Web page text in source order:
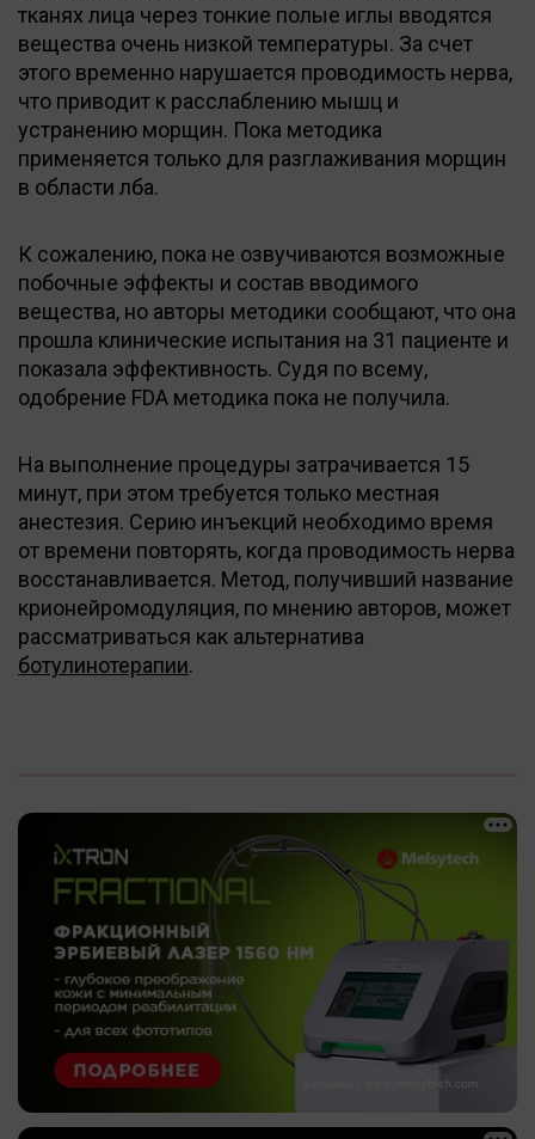
тканях лица через тонкие полые иглы вводятся
вещества очень низкой температуры. За счет
этого временно нарушается проводимость нерва,
что приводит к расслаблению мышц и
устранению морщин. Пока методика
применяется только для разглаживания морщин
в области лба.
К сожалению, пока не озвучиваются возможные
побочные эффекты и состав вводимого
вещества, но авторы методики сообщают, что она
прошла клинические испытания на 31 пациенте и
показала эффективность. Судя по всему,
одобрение FDA методика пока не получила.
На выполнение процедуры затрачивается 15
минут, при этом требуется только местная
анестезия. Серию инъекций необходимо время
от времени повторять, когда проводимость нерва
восстанавливается. Метод, получивший название
крионейромодуляция, по мнению авторов, может
рассматриваться как альтернатива
ботулинотерапии.